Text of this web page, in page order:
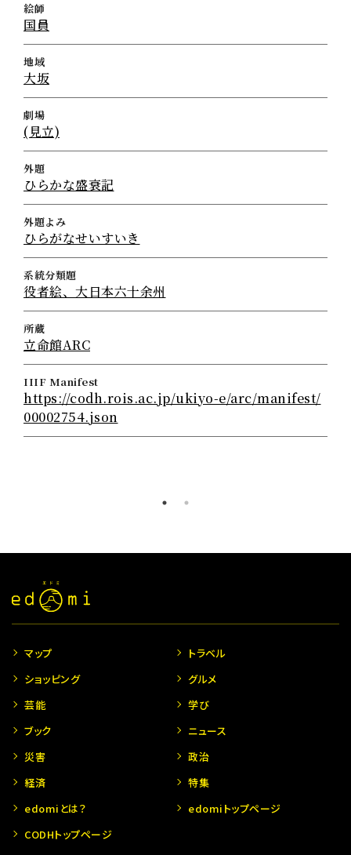
絵師
国員
地域
大坂
劇場
(見立)
外題
ひらかな盛衰記
外題よみ
ひらがなせいすいき
系統分類題
役者絵、大日本六十余州
所蔵
立命館ARC
IIIF Manifest
https://codh.rois.ac.jp/ukiyo-e/arc/manifest/
00002754.json
マップ
トラベル
ショッピング
グルメ
芸能
学び
ブック
ニュース
災害
政治
経済
特集
edomiとは？
edomiトップページ
CODHトップページ